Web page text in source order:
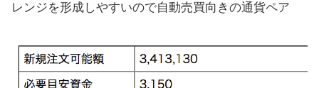
レンジを形成しやすいので自動売買向きの通貨ペア